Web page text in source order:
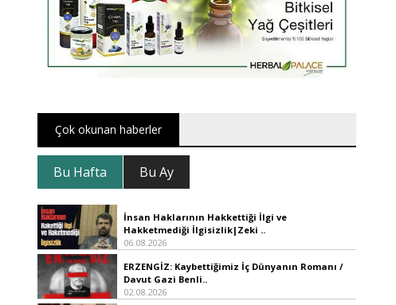
Çok okunan haberler
Bu Hafta Bu Ay
İnsan Haklarının Hakkettiği İlgi ve
Hakketmediği İlgisizlik|Zeki ..
06.08.2026
ERZENGİZ: Kaybettiğimiz İç Dünyanın Romanı /
Davut Gazi Benli..
02.08.2026